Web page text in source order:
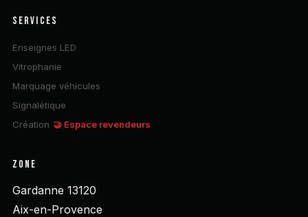
SERVICES
Enseignes LED
Vitrophanie
Marquage véhicules
Signalétique
Création 🤝 Espace revendeurs
ZONE
Gardanne 13120
Aix-en-Provence